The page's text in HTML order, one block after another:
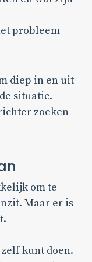
probleem
diep in en uit
situatie.
zoeken
om te
Maar er is
kunt doen.